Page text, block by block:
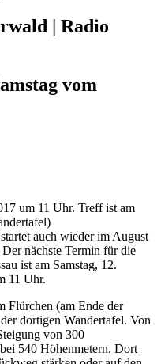
| Radio
vom
um 11 Uhr. Treff ist am
auch wieder im August
nächste Termin für die
ist am Samstag, 12.
11 Uhr.
Flürchen (am Ende der
dortigen Wandertafel. Von
von 300
540 Höhenmetern. Dort